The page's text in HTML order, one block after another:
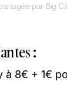
par Big
:
à 8€ + 1€